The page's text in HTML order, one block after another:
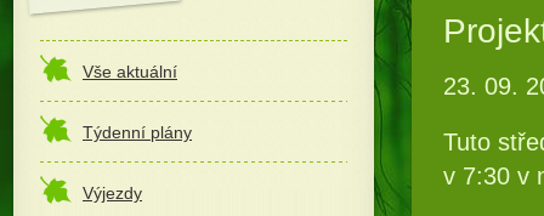
Vše aktuální
Týdenní plány
Výjezdy
23. 09.
Tuto
v 7:30 v